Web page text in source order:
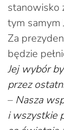
stanowisko
tym samym
Za
będzie
Jej wybór
przez
– Nasza
i wszystkie